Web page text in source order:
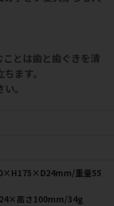
ことは歯と歯ぐきを清
ます。
。
重量55
高さ100mm/34g